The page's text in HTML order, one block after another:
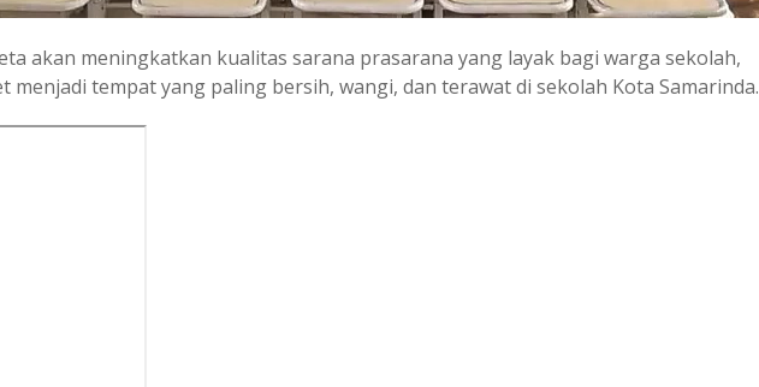
akan meningkatkan kualitas sarana prasarana yang layak bagi warga sekolah,
menjadi tempat yang paling bersih, wangi, dan terawat di sekolah Kota Samarinda.